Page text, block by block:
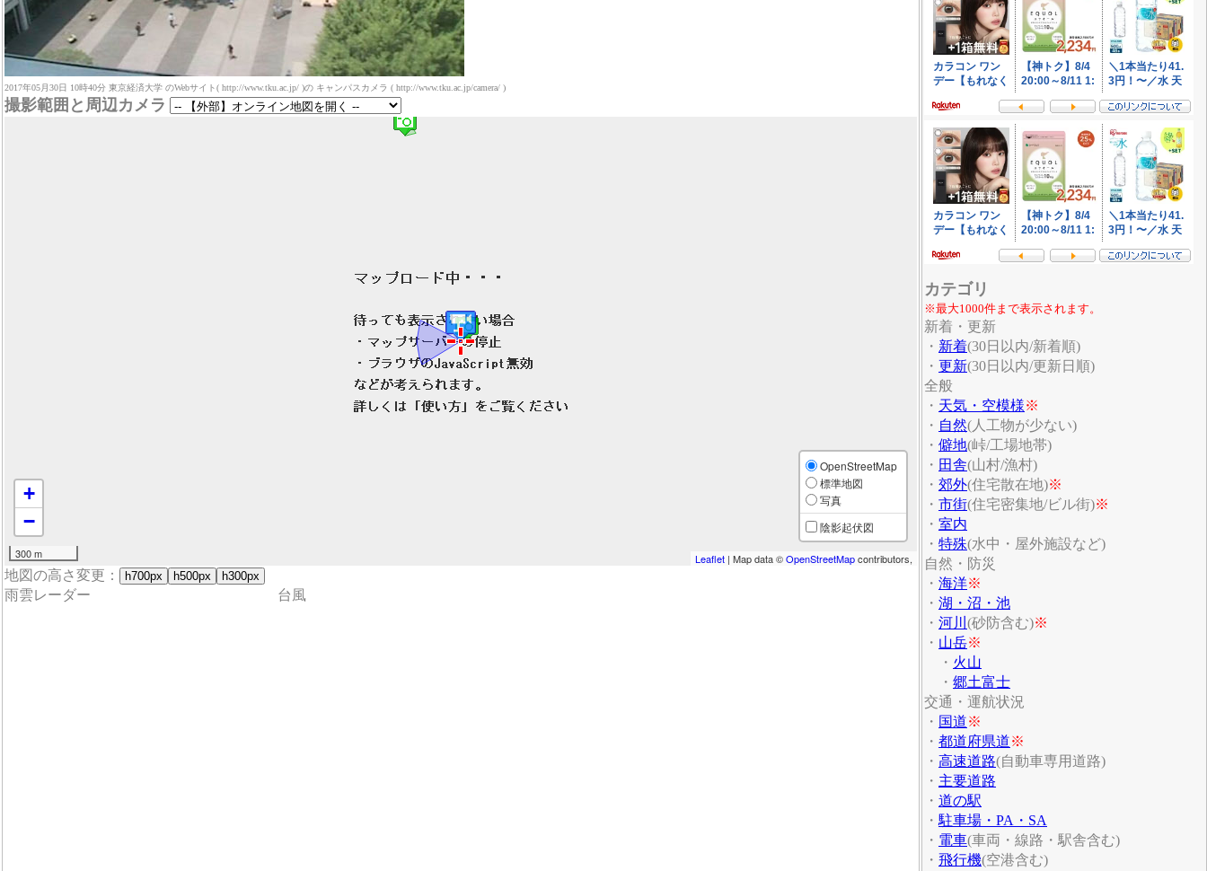
2017年05月30日 10時40分 東京経済大学 のWebサイト( http://www.tku.ac.jp/ )の キャンパスカメラ ( http://www.tku.ac.jp/camera/ )
撮影範囲と周辺カメラ
+
−
300 m
OpenStreetMap
標準地図
写真
陰影起伏図
Leaflet | Map data ©OpenStreetMapcontributors,
地図の高さ変更： h700px h500px h300px
雨雲レーダー 台風
カテゴリ
※最大1000件まで表示されます。
新着・更新
・ 新着(30日以内/新着順)
・ 更新(30日以内/更新日順)
全般
・ 天気・空模様※
・ 自然(人工物が少ない)
・ 僻地(峠/工場地帯)
・ 田舎(山村/漁村)
・ 郊外(住宅散在地)※
・ 市街(住宅密集地/ビル街)※
・ 室内
・ 特殊(水中・屋外施設など)
自然・防災
・ 海洋※
・ 湖・沼・池
・ 河川 (砂防含む)※
・ 山岳※
・ 火山
・ 郷土富士
交通・運航状況
・ 国道※
・ 都道府県道※
・ 高速道路(自動車専用道路)
・ 主要道路
・ 道の駅
・ 駐車場・PA・SA
・ 電車(車両・線路・駅舎含む)
・ 飛行機(空港含む)